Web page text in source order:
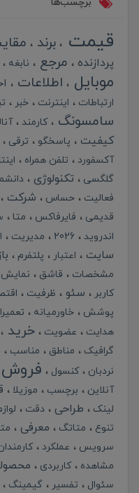
قیمت برند
پردازنده مرجع نابغه
موبایل اطلاعات
ارتباطات
اینترنت خبر
سامسونگ کارمند
کیفیت پاسخگو ترقی
آکسفورد
تلفن همراه
گلگسی
تکنولوژی
فعالیت
حساس شرکت
قدیمی فایرفاکس متا
اندروید
2026 مدیریت
سایت اعتبار پلتفرم
مشخصات
قاشق نمایش
کاربر
سئو ظرفیت
پوشش
خاورمیانه
هدایت
عضویت خرید
گرافیک مناطق مناسب
نردبان
کنسول فروش
آنلاین برچسب موزیلا
لینک
طراحی دقت
تنوع
متاتگ معرفی
سرویس
عملکرد
مشاهده
کاربردی
سئوال
تفسیر گیمینگ